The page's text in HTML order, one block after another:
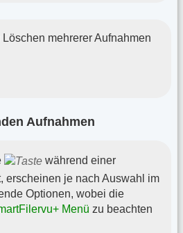
mehrerer Aufnahmen
Aufnahmen
während einer
erscheinen je nach Auswahl im
Optionen, wobei die
Menü zu beachten